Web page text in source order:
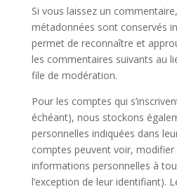
Si vous laissez un
métadonnées sont conservés
permet de reconnaître et
les commentaires suivants au
file de modération.
Pour les comptes qui
échéant), nous stockons
personnelles indiquées dans
comptes peuvent voir,
informations personnelles à
l’exception de leur identifiant).